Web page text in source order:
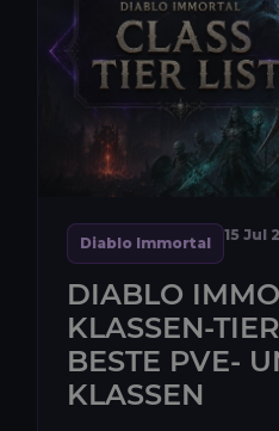
Diablo Immortal 15 Jul
DIABLO
KLASSEN-
BESTE PVE-
KLASSEN